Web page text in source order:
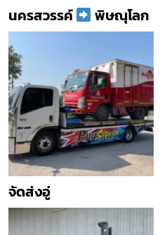
นครสวรรค์ พิษณุโลก
จัดส่งอู่